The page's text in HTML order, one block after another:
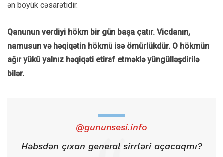
ən böyük cəsarətidir.
Qanunun verdiyi hökm bir gün başa çatır. Vicdanın,
namusun və həqiqətin hökmü isə ömürlükdür. O hökmün
ağır yükü yalnız həqiqəti etiraf etməklə yüngülləşdirilə
bilər.
@gununsesi.info
Həbsdən çıxan general sirrləri açacaqmı?